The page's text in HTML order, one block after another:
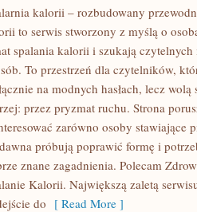
kalorii – rozbudowany
to serwis stworzony z myślą o
spalania kalorii i szukają
To przestrzeń dla czytelników,
na modnych hasłach, lecz
przez pryzmat ruchu. Strona
zarówno osoby
próbują poprawić formę i
znane zagadnienia. Polecam
Kalorii. Największą zaletą
do [ Read More ]